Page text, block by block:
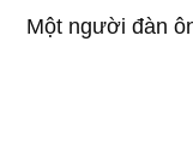
Một người đàn